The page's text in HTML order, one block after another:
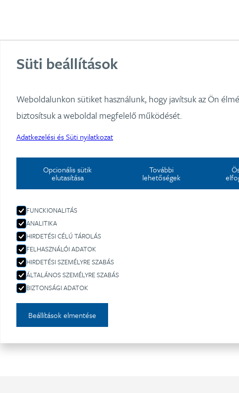
Süti beállítások
Weboldalunkon sütiket használunk, hogy javítsuk az Ön
biztosítsuk a weboldal megfelelő működését.
Adatkezelési és Süti nyilatkozat
Opcionális sütik
elutasítása
További
lehetőségek
FUNCKIONALITÁS
ANALITIKA
HIRDETÉSI CÉLÚ TÁROLÁS
FELHASZNÁLÓI ADATOK
HIRDETÉSI SZEMÉLYRE SZABÁS
ÁLTALÁNOS SZEMÉLYRE SZABÁS
BIZTONSÁGI ADATOK
Beállítások elmentése
Ehhez az